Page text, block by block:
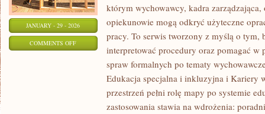
JANUARY - 29 - 2026
COMMENTS OFFON
którym wychowawcy, kadra
opiekunowie mogą odkryć użyteczne
pracy. To serwis tworzony z myślą o tym,
interpretować procedury oraz pomagać
spraw formalnych po tematy
Edukacja specjalna i inkluzyjna i Kariery
przestrzeń pełni rolę mapy po systemie
zastosowania stawia na wdrożenia: